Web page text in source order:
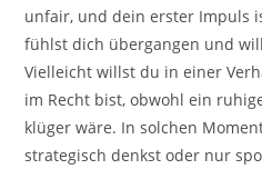
unfair, und dein erster Impuls
fühlst dich übergangen und
Vielleicht willst du in einer
im Recht bist, obwohl ein
klüger wäre. In solchen
strategisch denkst oder nur